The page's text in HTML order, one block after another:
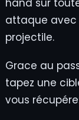
hand sur
attaque avec
projectile.
Grace au
tapez une
vous